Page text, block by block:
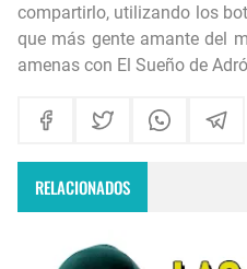
compartirlo, utilizando los
que más gente amante del
amenas con El Sueño de
RELACIONADOS